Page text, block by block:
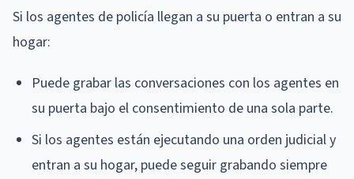
Si los agentes de policía llegan a su puerta o entran a su
hogar:
Puede grabar las conversaciones con los agentes en
su puerta bajo el consentimiento de una sola parte.
Si los agentes están ejecutando una orden judicial y
entran a su hogar, puede seguir grabando siempre